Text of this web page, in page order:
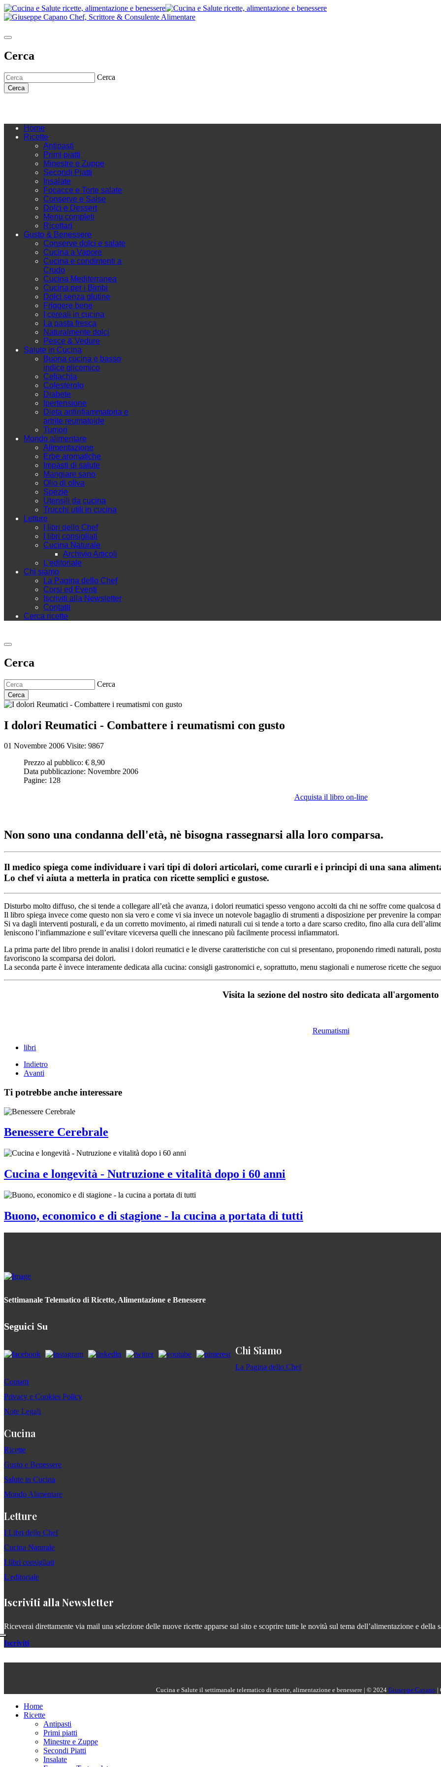
Cerca
Cerca
Cerca
Home
Ricette
Antipasti
Primi piatti
Minestre e Zuppe
Secondi Piatti
Insalate
Focacce e Torte salate
Conserve e Salse
Dolci e Dessert
Menu completi
Ricettari
Gusto & Benessere
Conserve dolci e salate
Cucina a Vapore
Cucina e condimenti a
Crudo
Cucina Mediterranea
Cucina per i Bimbi
Dolci senza glutine
Friggere bene
I cereali in cucina
La pasta fresca
Naturalmente dolci
Pesce & Vedure
Salute in Cucina
Buona cucina e basso
indice glicemico
Celiachia
Colesterolo
Diabete
Ipertensione
Dieta antinfiammatoria e
artrite reumatoide
Tumori
Mondo alimentare
Alimentazione
Erbe aromatiche
Impasti di salute
Mangiare sano
Olio di oliva
Spezie
Utensili da cucina
Trucchi utili in cucina
Letture
I libri dello Chef
I libri consigliati
Cucina Naturale
Archivio Articoli
L'editoriale
Chi siamo
La Pagina dello Chef
Corsi ed Eventi
Iscriviti alla Newsletter
Contatti
Cerca ricette
Cerca
Cerca
Cerca
I dolori Reumatici - Combattere i reumatismi con gusto
01 Novembre 2006 Visite: 9867
Prezzo al pubblico: € 8,90
Data pubblicazione: Novembre 2006
Pagine: 128
Acquista il libro on-line
Non sono una condanna dell'età, nè bisogna rassegnarsi alla loro comparsa.
Il medico spiega come individuare i vari tipi di dolori articolari, come curarli e i principi di una sana
Lo chef vi aiuta a metterla in pratica con ricette semplici e gustose.
Disturbo molto diffuso, che si tende a collegare all’età che avanza, i dolori reumatici spesso vengono accolti da chi ne soffre come qualcosa
Il libro spiega invece come questo non sia vero e come vi sia invece un notevole bagaglio di strumenti a disposizione per prevenire la
Si va dagli interventi posturali, e da un corretto movimento, ai rimedi naturali cui si tende a torto a dare scarso credito, fino alla cura
leniscono l’infiammazione e sull’evitare viceversa quelli che innescano più facilmente processi infiammatori.
La prima parte del libro prende in analisi i dolori reumatici e le diverse caratteristiche con cui si presentano, proponendo rimedi naturali,
favoriscono la scomparsa dei dolori.
La seconda parte è invece interamente dedicata alla cucina: consigli gastronomici e, soprattutto, menu stagionali e numerose ricette che
Visita la sezione del nostro sito dedicata all'argomento
Reumatismi
libri
Indietro
Avanti
Ti potrebbe anche interessare
Benessere Cerebrale
Cucina e longevità - Nutruzione e vitalità dopo i 60 anni
Buono, economico e di stagione - la cucina a portata di tutti
Settimanale Telematico di Ricette, Alimentazione e Benessere
Seguici Su
Chi Siamo
La Pagina dello Chef
Contatti
Privacy e Cookies Policy
Note Legali
Cucina
Ricette
Gusto e Benessere
Salute in Cucina
Mondo Alimentare
Letture
I Libri dello Chef
Cucina Naturale
I libri consigliati
L'editoriale
Iscriviti alla Newsletter
Riceverai direttamente via mail una selezione delle nuove ricette apparse sul sito e scoprire tutte le novità sul tema dell’alimentazione e della
Iscriviti
Cucina e Salute il settimanale telematico di ricette, alimentazione e benessere | © 2024 Giuseppe Capano |
Home
Ricette
Antipasti
Primi piatti
Minestre e Zuppe
Secondi Piatti
Insalate